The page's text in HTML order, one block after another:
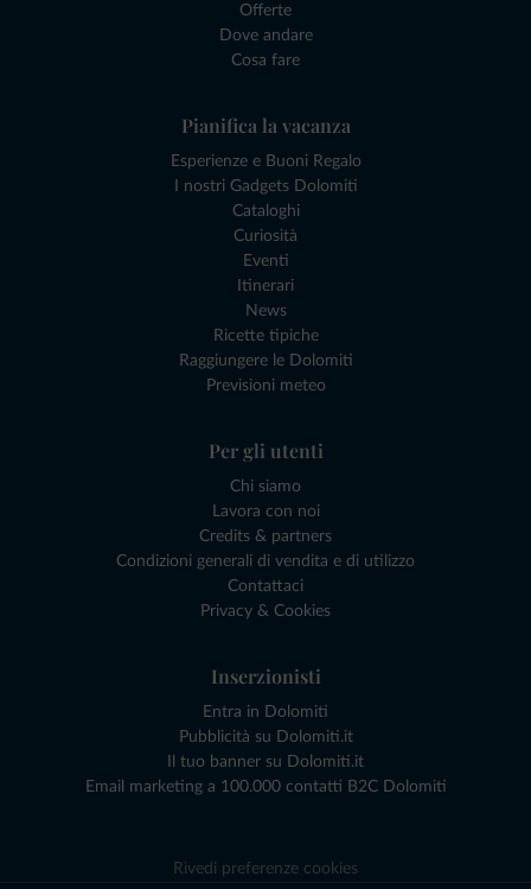
Offerte
Dove andare
Cosa fare
Pianifica la vacanza
Esperienze e Buoni Regalo
I nostri Gadgets Dolomiti
Cataloghi
Curiosità
Eventi
Itinerari
News
Ricette tipiche
Raggiungere le Dolomiti
Previsioni meteo
Per gli utenti
Chi siamo
Lavora con noi
Credits & partners
Condizioni generali di vendita e di utilizzo
Contattaci
Privacy & Cookies
Inserzionisti
Entra in Dolomiti
Pubblicità su Dolomiti.it
Il tuo banner su Dolomiti.it
Email marketing a 100.000 contatti B2C Dolomiti
Rivedi preferenze cookies